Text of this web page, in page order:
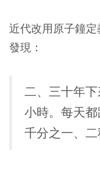
近代改用原子鐘
發現：
二、三十年
小時。每天
千分之一、二